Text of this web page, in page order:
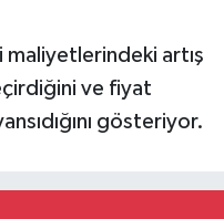
artış
ve fiyat
gösteriyor.